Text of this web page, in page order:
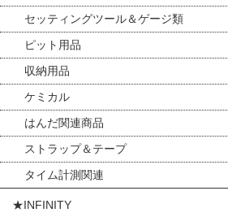
セッティングツール＆ゲージ類
ピット用品
収納用品
ケミカル
はんだ関連商品
ストラップ＆テープ
タイム計測関連
★INFINITY